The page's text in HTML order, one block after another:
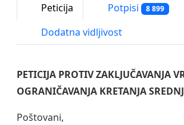
Peticija Potpisi 8 899
Dodatna vidljivost
PETICIJA PROTIV ZAKLJUČAVANJA
OGRANIČAVANJA KRETANJA
Poštovani,